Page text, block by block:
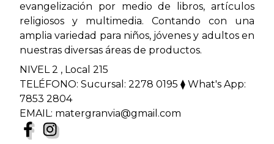
evangelización por medio de libros, artículos
religiosos y multimedia. Contando con una
amplia variedad para niños, jóvenes y adultos en
nuestras diversas áreas de productos.
NIVEL 2 , Local 215
TELÉFONO: Sucursal: 2278 0195 ⧫ What's App:
7853 2804
EMAIL: matergranvia@gmail.com